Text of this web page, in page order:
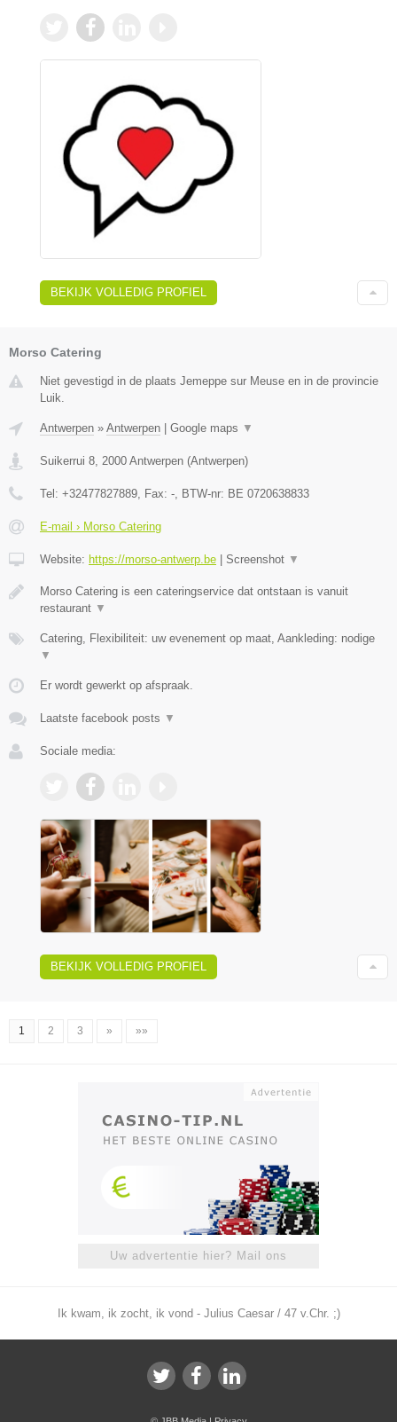
BEKIJK VOLLEDIG PROFIEL
Morso Catering
Niet gevestigd in de plaats Jemeppe sur Meuse en in de provincie
Luik.
Antwerpen » Antwerpen Google maps ▼
Suikerrui 8, 2000 Antwerpen (Antwerpen)
Tel: +32477827889, Fax: -, BTW-nr: BE 0720638833
E-mail › Morso Catering
Website: https://morso-antwerp.be Screenshot ▼
Morso Catering is een cateringservice dat ontstaan is vanuit
restaurant ▼
Catering, Flexibiliteit: uw evenement op maat, Aankleding: nodige
▼
Er wordt gewerkt op afspraak.
Laatste facebook posts ▼
Sociale media:
BEKIJK VOLLEDIG PROFIEL
1 2 3 » »»
Uw advertentie hier? Mail ons
Ik kwam, ik zocht, ik vond - Julius Caesar / 47 v.Chr. ;)